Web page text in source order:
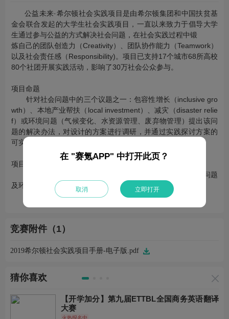
公益未来·希尔顿社会实践项目是由希尔顿集团和中国扶贫基
金会联合发起的大学生社会实践项目，一直以来致力于倡导大学
生通过参与公益的方式解决社会问题，在社会实践过程中锻
炼自己的团队创造力（Creativity）、团队协作能力（Teamwork）
以及社会责任感（Responsibility)。项目已支持17个城市68所高校
80个社团开展实践活动，影响了30万社会公众参与。
项目命题
针对社会问题中的三个议题之一：包容性增长（inclusive gro
wth）、本地产业帮扶（local investment）、减灾（disaster relie
f）或环境问题（气候变化、水资源管理、废弃物管理）提出该问
题的解决办法，对设计的方案进行调研，并通过实践探讨方案的
可实施性、评估方案效果。
项目主题
城市发展与青年责任——青年人通过自己的行动解决社会问题
及环境问题，承担社会责任，践行公益。
2019 Challenge theme: Act with purpose.
竞赛附件（1）
2019希尔顿社会实践项目手册-电子版.pdf
猜你喜欢
【开学加分】第九届ETTBL全国商务英语翻译
大赛
火热报名中
在 "赛氪APP" 中打开此页？
取消 立即打开